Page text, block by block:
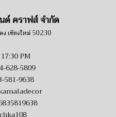
ด์ คราฟส์ จำกัด
เชียงใหม่ 50230
PM
628-5809
581-9638